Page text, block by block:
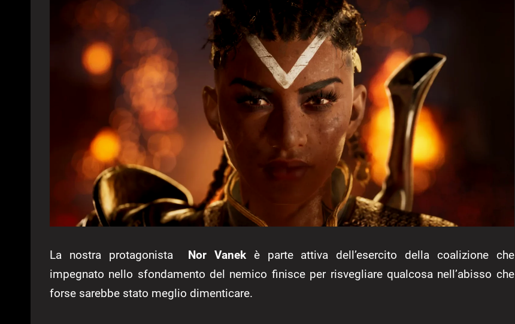
La nostra protagonista Nor Vanek è parte attiva dell’esercito della coalizione che
impegnato nello sfondamento del nemico finisce per risvegliare qualcosa nell’abisso che
forse sarebbe stato meglio dimenticare.